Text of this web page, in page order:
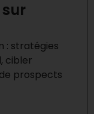
: stratégies
cibler
prospects